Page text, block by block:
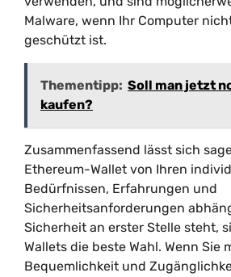
Malware, wenn Ihr Computer
geschützt ist.
Thementipp: Soll man jetzt
kaufen?
Zusammenfassend lässt sich
Ethereum-Wallet von Ihren
Bedürfnissen, Erfahrungen und
Sicherheitsanforderungen
Sicherheit an erster Stelle steht,
Wallets die beste Wahl. Wenn Sie
Bequemlichkeit und